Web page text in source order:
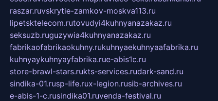
raszar.ruvskrytie-zamkov-moskva113.ru
lipetsktelecom.rutovudyi4kuhnyanazakaz.ru
seksuzb.ruguzywia4kuhnyanazakaz.ru
fabrikaofabrikaokuhny.rukuhnyaekuhnyaafabrika.ru
kuhnyaykuhnyayfabrika.rue-abis1c.ru
store-brawl-stars.rukts-services.rudark-sand.ru
sindika-01.rusp-life.rux-legion.rusib-archives.ru
e-abis-1-c.rusindika01.ruvenda-festival.ru